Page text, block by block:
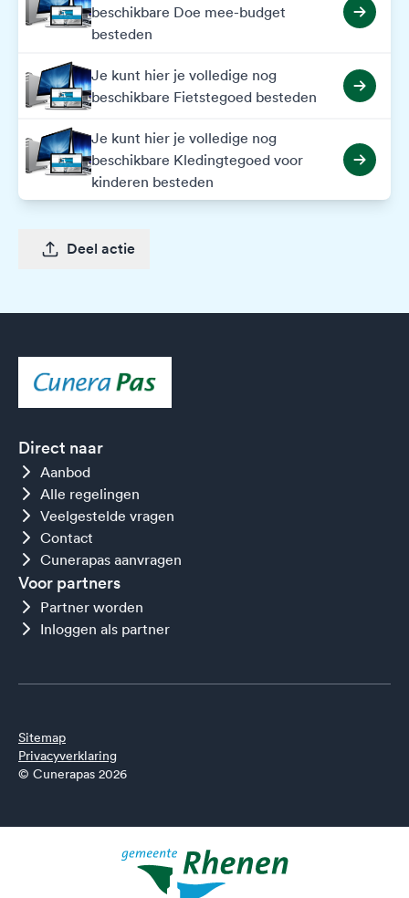
beschikbare Doe mee-budget
besteden
Je kunt hier je volledige nog
beschikbare Fietstegoed besteden
Je kunt hier je volledige nog
beschikbare Kledingtegoed voor
kinderen besteden
Deel actie
Direct naar
Aanbod
Alle regelingen
Veelgestelde vragen
Contact
Cunerapas aanvragen
Voor partners
Partner worden
Inloggen als partner
Sitemap
Privacyverklaring
© Cunerapas 2026